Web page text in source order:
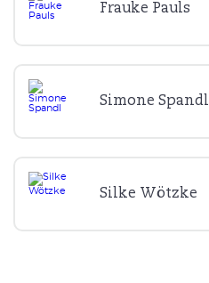
Frauke Pauls
Simone Spandl
Silke Wötzke